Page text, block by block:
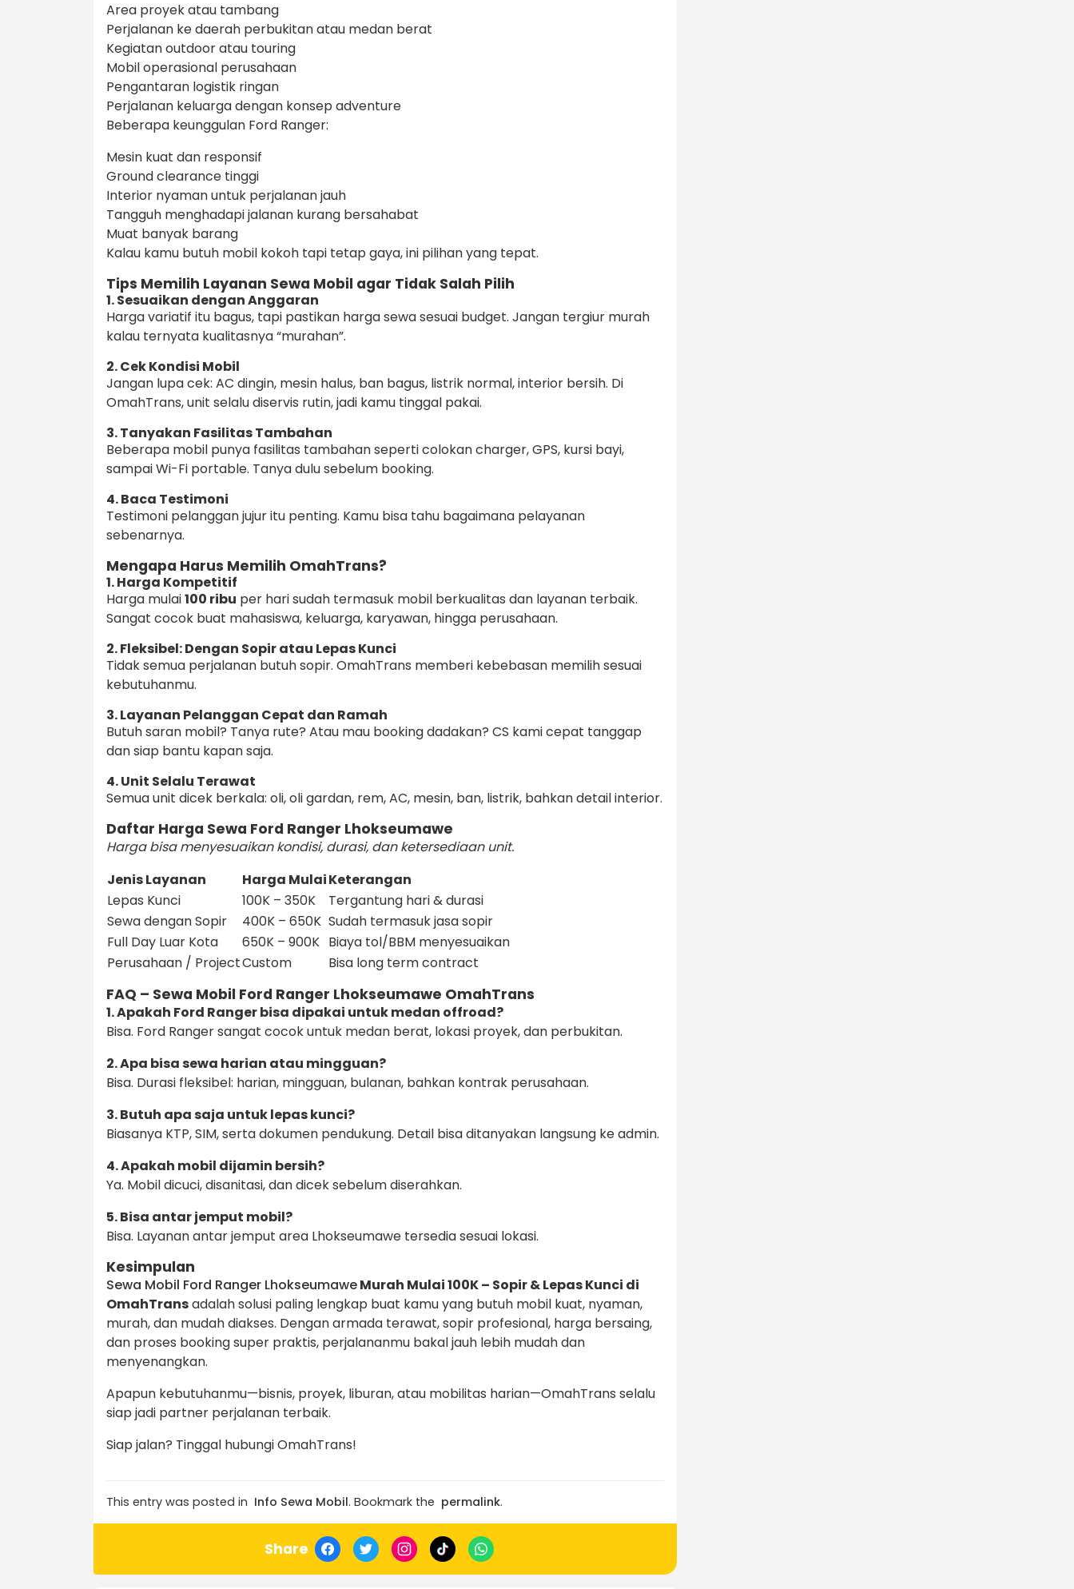
Area proyek atau tambang
Perjalanan ke daerah perbukitan atau medan berat
Kegiatan outdoor atau touring
Mobil operasional perusahaan
Pengantaran logistik ringan
Perjalanan keluarga dengan konsep adventure
Beberapa keunggulan Ford Ranger:
Mesin kuat dan responsif
Ground clearance tinggi
Interior nyaman untuk perjalanan jauh
Tangguh menghadapi jalanan kurang bersahabat
Muat banyak barang
Kalau kamu butuh mobil kokoh tapi tetap gaya, ini pilihan yang tepat.
Tips Memilih Layanan Sewa Mobil agar Tidak Salah Pilih
1. Sesuaikan dengan Anggaran
Harga variatif itu bagus, tapi pastikan harga sewa sesuai budget. Jangan tergiur murah
kalau ternyata kualitasnya “murahan”.
2. Cek Kondisi Mobil
Jangan lupa cek: AC dingin, mesin halus, ban bagus, listrik normal, interior bersih. Di
OmahTrans, unit selalu diservis rutin, jadi kamu tinggal pakai.
3. Tanyakan Fasilitas Tambahan
Beberapa mobil punya fasilitas tambahan seperti colokan charger, GPS, kursi bayi,
sampai Wi-Fi portable. Tanya dulu sebelum booking.
4. Baca Testimoni
Testimoni pelanggan jujur itu penting. Kamu bisa tahu bagaimana pelayanan
sebenarnya.
Mengapa Harus Memilih OmahTrans?
1. Harga Kompetitif
Harga mulai100 ribu per hari sudah termasuk mobil berkualitas dan layanan terbaik.
Sangat cocok buat mahasiswa, keluarga, karyawan, hingga perusahaan.
2. Fleksibel: Dengan Sopir atau Lepas Kunci
Tidak semua perjalanan butuh sopir. OmahTrans memberi kebebasan memilih sesuai
kebutuhanmu.
3. Layanan Pelanggan Cepat dan Ramah
Butuh saran mobil? Tanya rute? Atau mau booking dadakan? CS kami cepat tanggap
dan siap bantu kapan saja.
4. Unit Selalu Terawat
Semua unit dicek berkala: oli, oli gardan, rem, AC, mesin, ban, listrik, bahkan detail interior.
Daftar Harga Sewa Ford Ranger Lhokseumawe
Harga bisa menyesuaikan kondisi, durasi, dan ketersediaan unit.
Jenis Layanan
Harga MulaiKeterangan
Lepas Kunci
100K – 350K
Tergantung hari & durasi
Sewa dengan Sopir
400K – 650K Sudah termasuk jasa sopir
Full Day Luar Kota
650K – 900K Biaya tol/BBM menyesuaikan
Perusahaan / ProjectCustom Bisa long term contract
FAQ – Sewa Mobil Ford Ranger Lhokseumawe OmahTrans
1. Apakah Ford Ranger bisa dipakai untuk medan offroad?
Bisa. Ford Ranger sangat cocok untuk medan berat, lokasi proyek, dan perbukitan.
2. Apa bisa sewa harian atau mingguan?
Bisa. Durasi fleksibel: harian, mingguan, bulanan, bahkan kontrak perusahaan.
3. Butuh apa saja untuk lepas kunci?
Biasanya KTP, SIM, serta dokumen pendukung. Detail bisa ditanyakan langsung ke admin.
4. Apakah mobil dijamin bersih?
Ya. Mobil dicuci, disanitasi, dan dicek sebelum diserahkan.
5. Bisa antar jemput mobil?
Bisa. Layanan antar jemput area Lhokseumawe tersedia sesuai lokasi.
Kesimpulan
Sewa Mobil Ford Ranger LhokseumaweMurah Mulai 100K – Sopir & Lepas Kunci di
OmahTransadalah solusi paling lengkap buat kamu yang butuh mobil kuat, nyaman,
murah, dan mudah diakses. Dengan armada terawat, sopir profesional, harga bersaing,
dan proses booking super praktis, perjalananmu bakal jauh lebih mudah dan
menyenangkan.
Apapun kebutuhanmu—bisnis, proyek, liburan, atau mobilitas harian—OmahTrans selalu
siap jadi partner perjalanan terbaik.
Siap jalan? Tinggal hubungi OmahTrans!
This entry was posted in Info Sewa Mobil. Bookmark the permalink.
Share